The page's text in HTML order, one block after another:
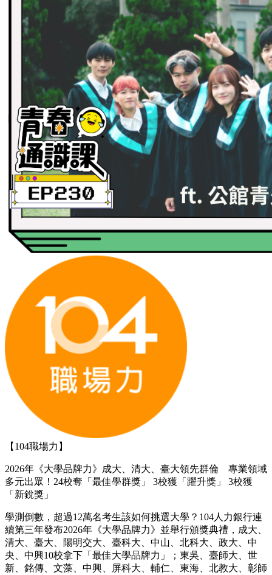
【104職場力】
2026年《大學品牌力》成大、清大、臺大領先群倫 專業領域
多元出眾！24校奪「最佳學群獎」 3校獲「躍升獎」 3校獲
「新銳獎」
學測倒數，超過12萬名考生該如何挑選大學？104人力銀行連
續第三年發布2026年《大學品牌力》並舉行頒獎典禮，成大、
清大、臺大、陽明交大、臺科大、中山、北科大、政大、中
央、中興10校拿下「最佳大學品牌力」；東吳、臺師大、世
新、銘傳、文藻、中興、屏科大、輔仁、東海、北教大、彰師